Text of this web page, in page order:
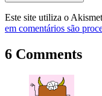
Este site utiliza o
em comentários são
6 Comments